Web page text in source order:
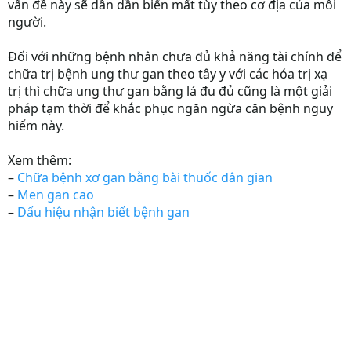
vấn đề này sẽ dần dần biến mất tùy theo cơ địa của mỗi
người.
Đối với những bệnh nhân chưa đủ khả năng tài chính để
chữa trị bệnh ung thư gan theo tây y với các hóa trị xạ
trị thì chữa ung thư gan bằng lá đu đủ cũng là một giải
pháp tạm thời để khắc phục ngăn ngừa căn bệnh nguy
hiểm này.
Xem thêm:
– Chữa bệnh xơ gan bằng bài thuốc dân gian
– Men gan cao
– Dấu hiệu nhận biết bệnh gan